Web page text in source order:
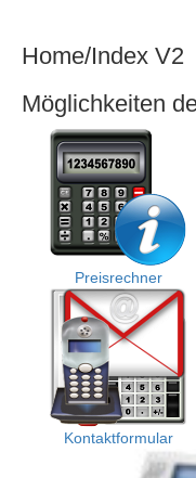
bessere
Onlinebuchen
Home/Index V2
Möglichkeiten
Preisrechner
Kontaktformular